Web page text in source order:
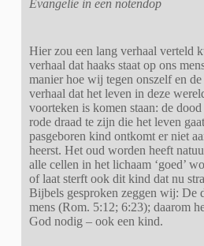
Evangelie in een notendop
Hier zou een lang verhaal verteld
verhaal dat haaks staat op ons
manier hoe wij tegen onszelf en
verhaal dat het leven in deze
voorteken is komen staan: de
rode draad te zijn die het leven
pasgeboren kind ontkomt er niet
heerst. Het oud worden heeft
alle cellen in het lichaam ‘goed’
of laat sterft ook dit kind dat nu
Bijbels gesproken zeggen wij: De
mens (Rom. 5:12; 6:23); daarom
God nodig – ook een kind.